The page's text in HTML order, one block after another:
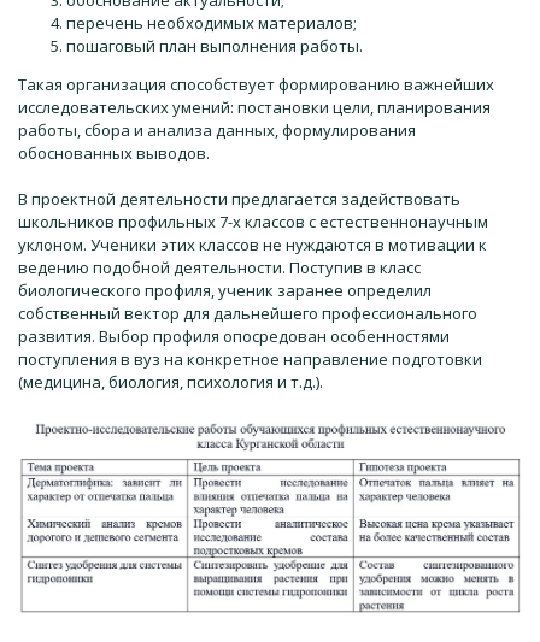
перечень необходимых материалов;
пошаговый план выполнения работы.
Такая организация способствует формированию важнейших
исследовательских умений: постановки цели, планирования
работы, сбора и анализа данных, формулирования
обоснованных выводов.
В проектной деятельности предлагается задействовать
школьников профильных 7-х классов с естественнонаучным
уклоном. Ученики этих классов не нуждаются в мотивации к
ведению подобной деятельности. Поступив в класс
биологического профиля, ученик заранее определил
собственный вектор для дальнейшего профессионального
развития. Выбор профиля опосредован особенностями
поступления в вуз на конкретное направление подготовки
(медицина, биология, психология и т.д.).